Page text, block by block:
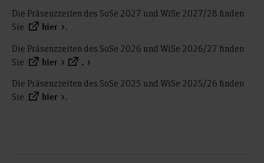
Die Präsenzzeiten des SoSe 2027 und WiSe 2027/28 finden
Sie
hier
.
Die Präsenzzeiten des SoSe 2026 und WiSe 2026/27 finden
Sie
hier .
Die Präsenzzeiten des SoSe 2025 und WiSe 2025/26 finden
Sie
hier .